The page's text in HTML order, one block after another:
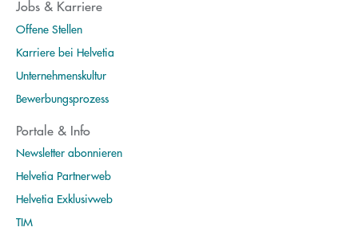
Jobs & Karriere
Offene Stellen
Karriere bei Helvetia
Unternehmenskultur
Bewerbungsprozess
Portale & Info
Newsletter abonnieren
Helvetia Partnerweb
Helvetia Exklusivweb
TIM